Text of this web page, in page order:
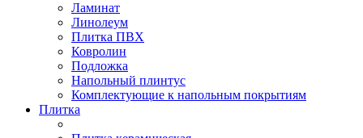
Ламинат
Линолеум
Плитка ПВХ
Ковролин
Подложка
Напольный плинтус
Комплектующие к напольным покрытиям
Плитка